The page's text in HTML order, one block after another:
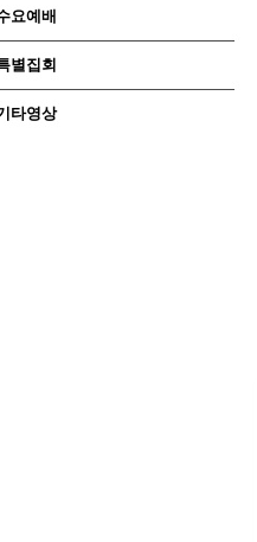
요예배
별집회
타영상